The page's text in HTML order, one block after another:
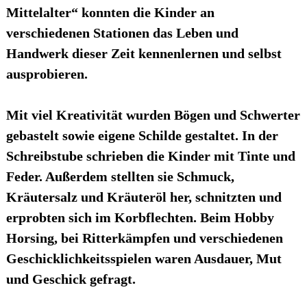
Mittelalter“ konnten die Kinder an
verschiedenen Stationen das Leben und
Handwerk dieser Zeit kennenlernen und selbst
ausprobieren.
Mit viel Kreativität wurden Bögen und Schwerter
gebastelt sowie eigene Schilde gestaltet. In der
Schreibstube schrieben die Kinder mit Tinte und
Feder. Außerdem stellten sie Schmuck,
Kräutersalz und Kräuteröl her, schnitzten und
erprobten sich im Korbflechten. Beim Hobby
Horsing, bei Ritterkämpfen und verschiedenen
Geschicklichkeitsspielen waren Ausdauer, Mut
und Geschick gefragt.